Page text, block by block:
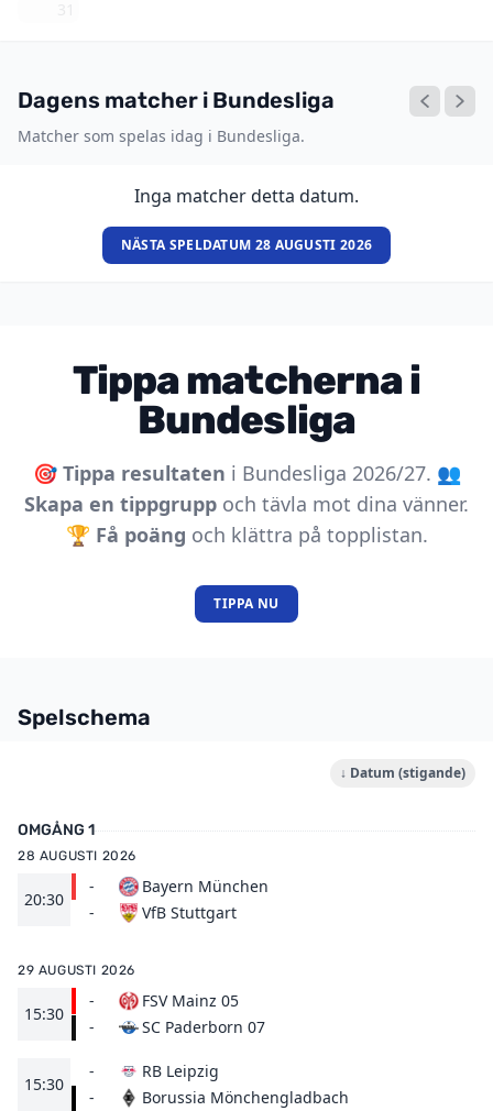
Dagens matcher i Bundesliga
Matcher som spelas idag i Bundesliga.
Inga matcher detta datum.
NÄSTA SPELDATUM 28 AUGUSTI 2026
Tippa matcherna i
Bundesliga
🎯 Tippa resultaten i Bundesliga 2026/27. 👥
Skapa en tippgrupp och tävla mot dina vänner.
🏆 Få poäng och klättra på topplistan.
TIPPA NU
Spelschema
↓ Datum (stigande)
OMGÅNG 1
28 AUGUSTI 2026
20:30
-
-
Bayern München
VfB Stuttgart
29 AUGUSTI 2026
15:30
-
-
FSV Mainz 05
SC Paderborn 07
15:30
-
-
RB Leipzig
Borussia Mönchengladbach